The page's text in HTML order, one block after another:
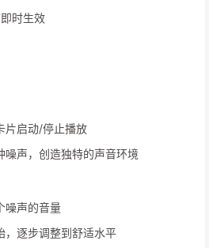
时生效
片启动/停止播放
噪声，创造独特的声音环境
噪声的音量
，逐步调整到舒适水平